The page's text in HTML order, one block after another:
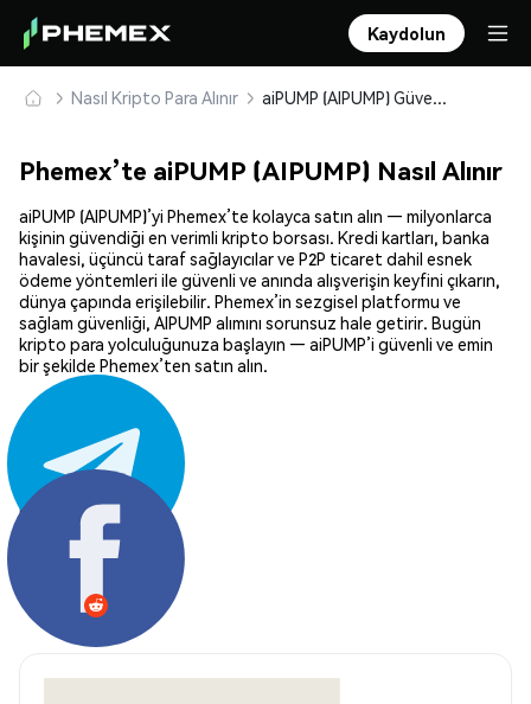
Kaydolun
Nasıl Kripto Para Alınır aiPUMP (AIPUMP) Güvenle Satın Alın ve Saklayın
Phemex’te aiPUMP (AIPUMP) Nasıl Alınır
aiPUMP (AIPUMP)’yi Phemex’te kolayca satın alın — milyonlarca
kişinin güvendiği en verimli kripto borsası. Kredi kartları, banka
havalesi, üçüncü taraf sağlayıcılar ve P2P ticaret dahil esnek
ödeme yöntemleri ile güvenli ve anında alışverişin keyfini çıkarın,
dünya çapında erişilebilir. Phemex’in sezgisel platformu ve
sağlam güvenliği, AIPUMP alımını sorunsuz hale getirir. Bugün
kripto para yolculuğunuza başlayın — aiPUMP’i güvenli ve emin
bir şekilde Phemex’ten satın alın.
Paylaş: